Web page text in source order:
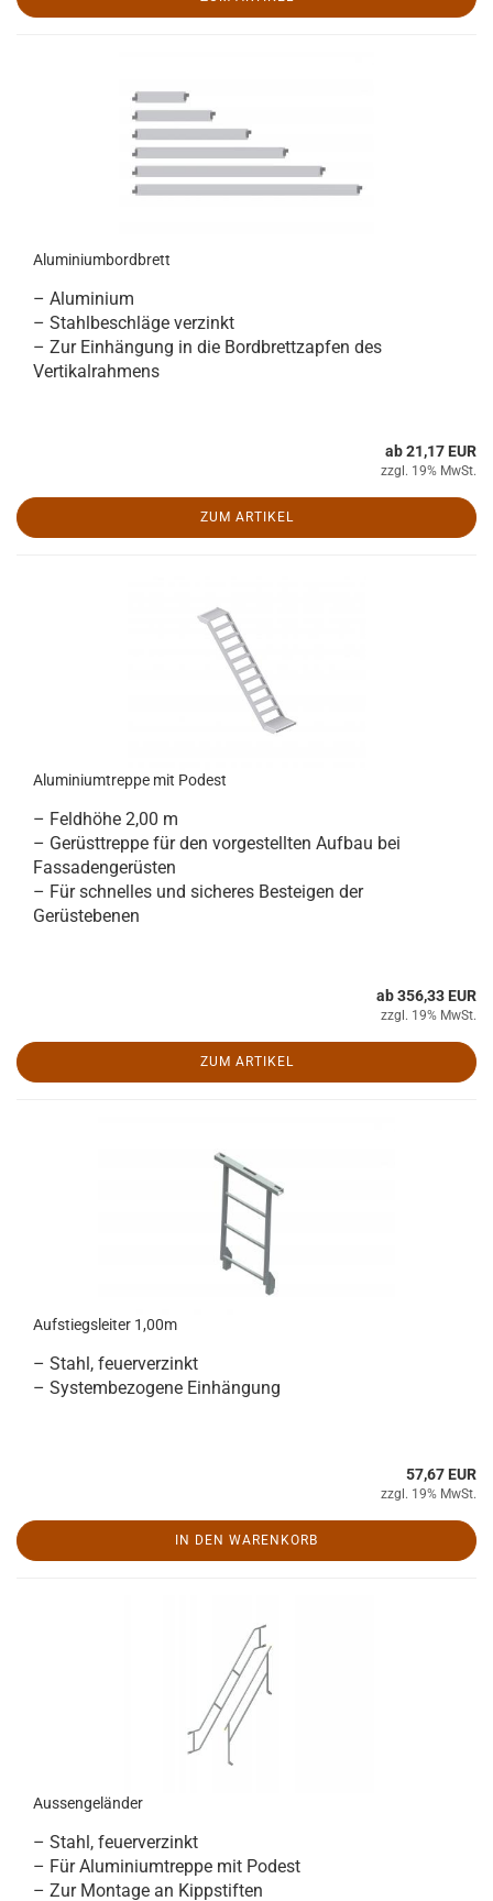
Aluminiumbordbrett
– Aluminium
– Stahlbeschläge verzinkt
– Zur Einhängung in die Bordbrettzapfen des
Vertikalrahmens
ab 21,17 EUR
zzgl. 19% MwSt.
ZUM ARTIKEL
Aluminiumtreppe mit Podest
– Feldhöhe 2,00 m
– Gerüsttreppe für den vorgestellten Aufbau bei
Fassadengerüsten
– Für schnelles und sicheres Besteigen der
Gerüstebenen
ab 356,33 EUR
zzgl. 19% MwSt.
ZUM ARTIKEL
Aufstiegsleiter 1,00m
– Stahl, feuerverzinkt
– Systembezogene Einhängung
57,67 EUR
zzgl. 19% MwSt.
IN DEN WARENKORB
Aussengeländer
– Stahl, feuerverzinkt
– Für Aluminiumtreppe mit Podest
– Zur Montage an Kippstiften